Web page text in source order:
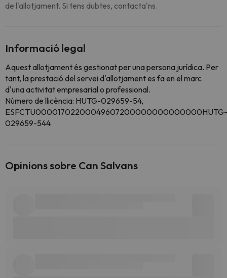
de l'allotjament. Si tens dubtes, contacta'ns.
Informació legal
Aquest allotjament és gestionat per una persona jurídica. Per
tant, la prestació del servei d'allotjament es fa en el marc
d'una activitat empresarial o professional.
Número de llicència: HUTG-029659-54,
ESFCTU00001702200049607200000000000000HUTG-
029659-544
Opinions sobre Can Salvans